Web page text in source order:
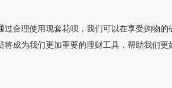
合理使用现套花呗，我们可以在享受购物的
成为我们更加重要的理财工具，帮助我们更